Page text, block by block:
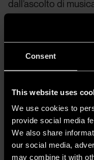
Consent
This website uses
We use cookies to
provide social media
We also share
our social media,
may combine it with
dall’ascolto di
workshop agli
curiosità di
luminose e sulla
scenari
dialogo con
stato originale.
La lecture sarà in
simultanea in
partecipanti verrà
domande ad